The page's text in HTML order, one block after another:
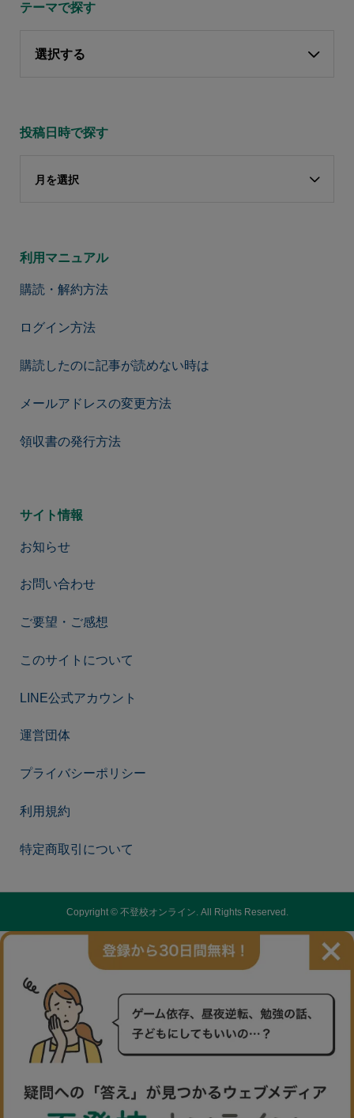
テーマで探す
選択する
投稿日時で探す
月を選択
利用マニュアル
購読・解約方法
ログイン方法
購読したのに記事が読めない時は
メールアドレスの変更方法
領収書の発行方法
サイト情報
お知らせ
お問い合わせ
ご要望・ご感想
このサイトについて
LINE公式アカウント
運営団体
プライバシーポリシー
利用規約
特定商取引について
Copyright ©不登校オンライン. All Rights Reserved.